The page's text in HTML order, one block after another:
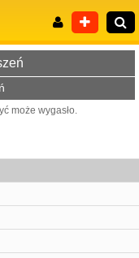
może wygasło.